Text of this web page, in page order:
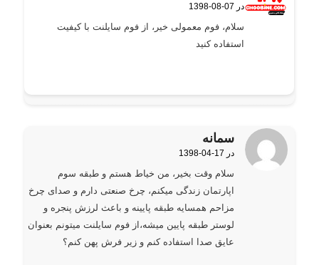
گفته:1398-08-07 در
سلام، فوم معمولی خیر، از فوم سایلنت با کیفیت
استفاده کنید
سمانه
گفته:1398-04-17 در
سلام وقت بخیر، من خیاط هستم و طبقه سوم
اپارتمان زندگی میکنم، چرخ صنعتی دارم و صدای چرخ
مزاحم همسایه طبقه پایینه و باعث لرزش پنجره و
لوستر طبقه پایین میشه،از فوم سایلنت میتونم بعنوان
عایق صدا استفاده کنم و زیر فرش پهن کنم؟